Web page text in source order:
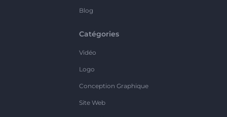
Blog
Catégories
Vidéo
Logo
Conception Graphique
Site Web